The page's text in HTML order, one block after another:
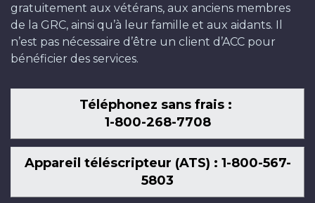
gratuitement aux vétérans, aux anciens membres
de la GRC, ainsi qu’à leur famille et aux aidants. Il
n’est pas nécessaire d’être un client d’ACC pour
bénéficier des services.
Téléphonez sans frais :
1-800-268-7708
Appareil téléscripteur (ATS) : 1-800-567-
5803